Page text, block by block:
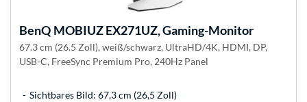
BenQ MOBIUZ EX271UZ, Gaming-Monitor
67.3 cm (26.5 Zoll), weiß/schwarz, UltraHD/4K, HDMI, DP,
USB-C, FreeSync Premium Pro, 240Hz Panel
Sichtbares Bild: 67,3 cm (26,5 Zoll)